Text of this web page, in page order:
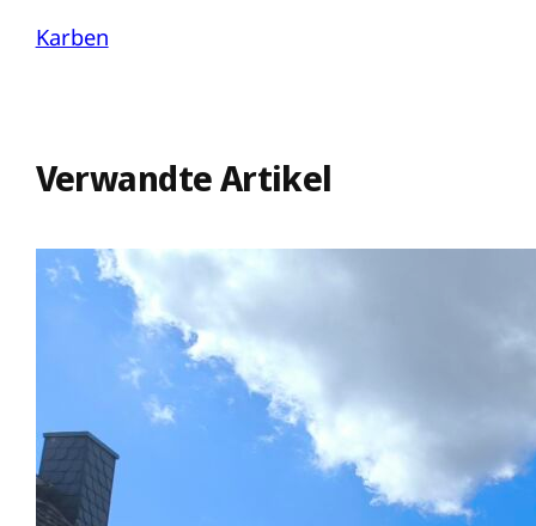
Karben
Verwandte Artikel